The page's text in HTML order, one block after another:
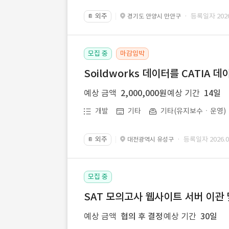
📔 외주 경기도 안양시 만안구 · 등록일자
모집 중 마감임박
Soildworks 데이터를 CATIA 데
예상 금액 2,000,000원 예상 기간 14일
개발 기타 기타(유지보수ㆍ운영)
📔 외주 대전광역시 유성구 · 등록일자
모집 중
SAT 모의고사 웹사이트 서버 이관
예상 금액 협의 후 결정 예상 기간 30일